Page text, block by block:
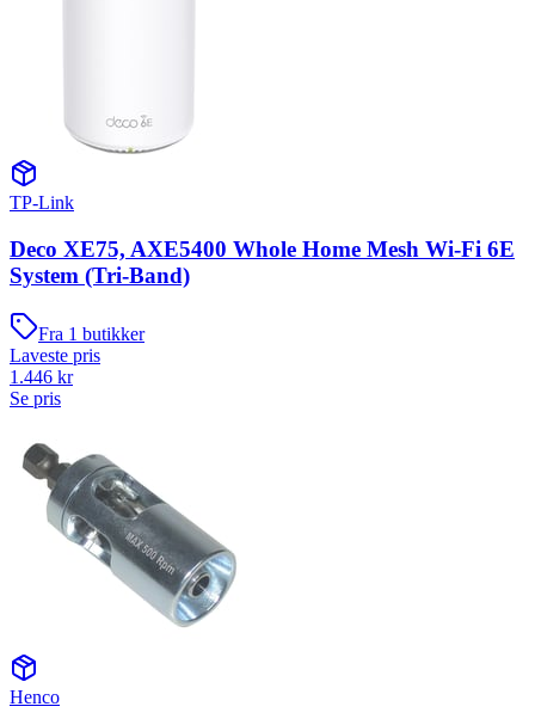
TP-Link
Deco XE75, AXE5400 Whole Home Mesh Wi-Fi 6E
System (Tri-Band)
Fra 1 butikker
Laveste pris
1.446 kr
Se pris
Henco